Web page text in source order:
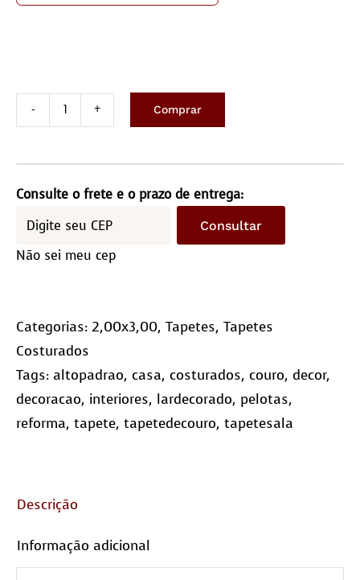
Couro
2,0x3,0m
(10x10)
Comprar
Consulte o frete e o prazo de entrega:
Consultar
Não sei meu cep
Categorias: 2,00x3,00, Tapetes, Tapetes
Costurados
Tags: altopadrao, casa, costurados, couro, decor,
decoracao, interiores, lardecorado, pelotas,
reforma, tapete, tapetedecouro, tapetesala
Descrição
Informação adicional